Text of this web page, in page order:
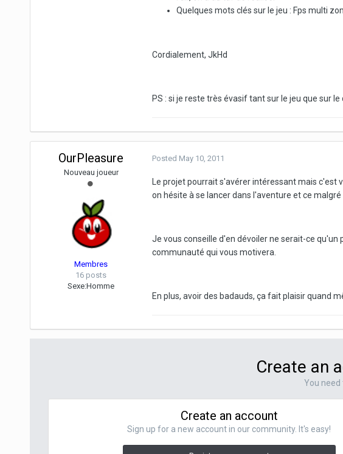
Quelques mots clés sur le jeu : Fps multi
Cordialement, JkHd
PS : si je reste très évasif tant sur le jeu que sur
OurPleasure
Nouveau joueur
Membres
16 posts
Sexe:Homme
Posted May 10, 2011
Le projet pourrait s'avérer intéressant mais
on hésite à se lancer dans l'aventure et ce
Je vous conseille d'en dévoiler ne serait-ce
communauté qui vous motivera.
En plus, avoir des badauds, ça fait plaisir quand
Create an
You
Create an account
Sign up for a new account in our community. It's easy!